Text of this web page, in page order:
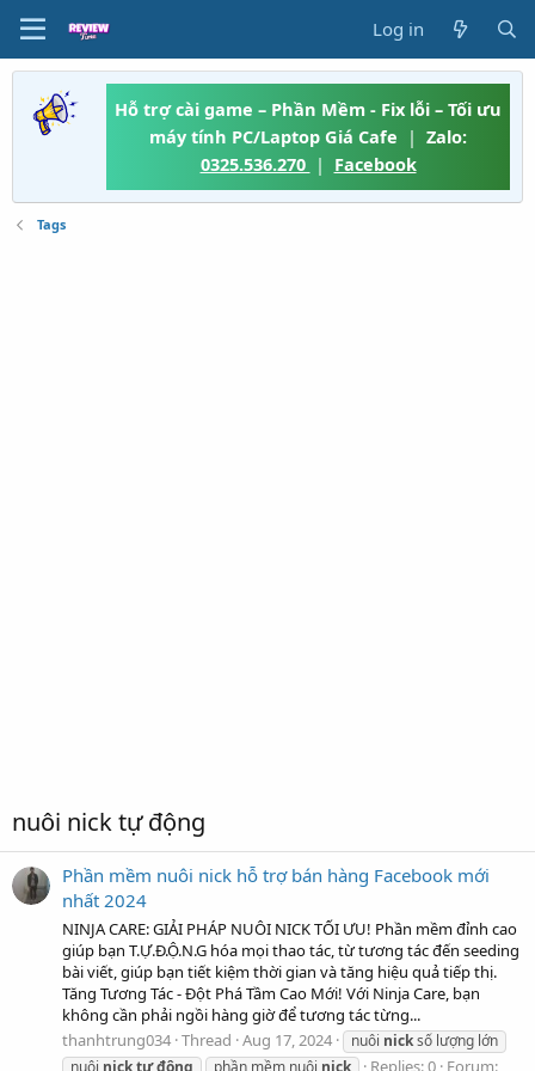
Log in
Hỗ trợ cài game – Phần Mềm - Fix lỗi – Tối ưu
máy tính PC/Laptop Giá Cafe | Zalo:
0325.536.270 | Facebook
Tags
nuôi nick tự động
Phần mềm nuôi nick hỗ trợ bán hàng Facebook mới
nhất 2024
NINJA CARE: GIẢI PHÁP NUÔI NICK TỐI ƯU! Phần mềm đỉnh cao
giúp bạn T.Ự.Đ.Ộ.N.G hóa mọi thao tác, từ tương tác đến seeding
bài viết, giúp bạn tiết kiệm thời gian và tăng hiệu quả tiếp thị.
Tăng Tương Tác - Đột Phá Tầm Cao Mới! Với Ninja Care, bạn
không cần phải ngồi hàng giờ để tương tác từng...
thanhtrung034 Thread Aug 17, 2024 nuôi nicksố lượng lớn
nuôi nicktựđộng phần mềm nuôi nick Replies: 0 Forum: